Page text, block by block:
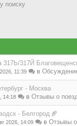
поиску
317Ь/317Й
11:39 в
- Москва
14:18 в Отзывы о
- Белгород
2026, 14:09 в Отзывы